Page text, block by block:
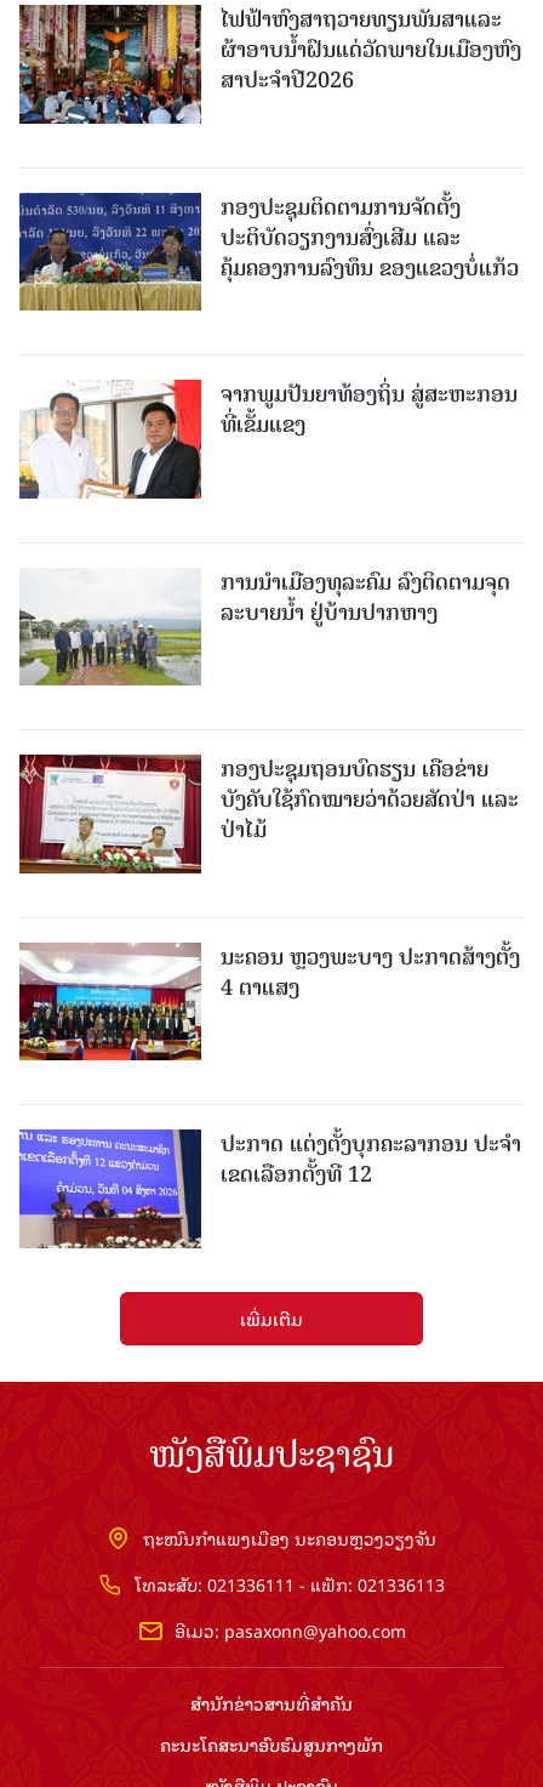
ໄຟຟ້າຫົງສາຖວາຍທຽນພັນສາແລະ
ຜ້າອາບນໍ້າຝົນແດ່ວັດພາຍໃນເມືອງຫົງ
ສາປະຈໍາປີ2026
ກອງປະຊຸມຕິດຕາມການຈັດຕັ້ງ
ປະຕິບັດວຽກງານສົ່ງເສີມ ແລະ
ຄຸ້ມຄອງການລົງທຶນ ຂອງແຂວງບໍ່ແກ້ວ
ຈາກພູມປັນຍາທ້ອງຖິ່ນ ສູ່ສະຫະກອນ
ທີ່ເຂັ້ມແຂງ
ການນໍາເມືອງທຸລະຄົມ ລົງຕິດຕາມຈຸດ
ລະບາຍນໍ້າ ຢູ່ບ້ານປາກຫາງ
ກອງປະຊຸມຖອນບົດຮຽນ ເຄືອຂ່າຍ
ບັງຄັບໃຊ້ກົດໝາຍວ່າດ້ວຍສັດປ່າ ແລະ
ປ່າໄມ້
ນະຄອນ ຫຼວງພະບາງ ປະ​ກາດ​ສ້າງ​ຕັ້ງ
4 ຕາແສງ
ປະກາດ ແຕ່ງຕັ້ງບຸກຄະລາກອນ ປະຈໍາ
ເຂດເລືອກຕັ້ງທີ 12
ເພີ່ມເຕີມ
ໜັງສືພິມປະຊາຊົນ
ຖະໜົນກຳແພງເມືອງ ນະຄອນຫຼວງວຽງຈັນ
ໂທລະສັບ: 021336111 - ແຟັກ: 021336113
ອີເມວ: pasaxonn@yahoo.com
ສຳ​ນັກ​ຂ່າວ​ສານ​ທີ່​ສຳ​ຄັນ​
ຄະນະໂຄສະນາອົບຮົມ​ສູນ​ກາງ​ພັກ